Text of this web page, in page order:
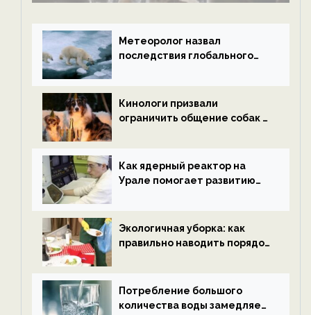
Метеоролог назвал
последствия глобального
ECOportal
Кинологи призвали
ограничить общение собак с
ECOportal
Как ядерный реактор на
Урале помогает развитию
ECOportal
Экологичная уборка: как
правильно наводить порядок
Потребление большого
количества воды замедляет